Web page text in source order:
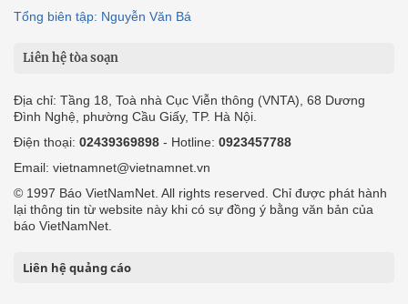
Tổng biên tập: Nguyễn Văn Bá
Liên hệ tòa soạn
Địa chỉ: Tầng 18, Toà nhà Cục Viễn thông (VNTA), 68 Dương
Đình Nghệ, phường Cầu Giấy, TP. Hà Nội.
Điện thoại: 02439369898 - Hotline: 0923457788
Email: vietnamnet@vietnamnet.vn
© 1997 Báo VietNamNet. All rights reserved. Chỉ được phát hành
lại thông tin từ website này khi có sự đồng ý bằng văn bản của
báo VietNamNet.
Liên hệ quảng cáo